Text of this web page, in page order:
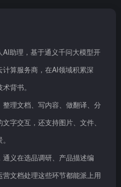
助理，基于通义千问大模型开
算服务商，在AI领域积累深
背书。
理文档、写内容、做翻译、分
字交互，还支持图片、文件、
义在选品调研、产品描述编
文档处理这些环节都能派上用